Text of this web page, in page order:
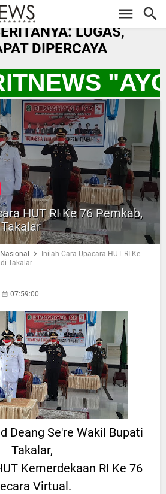
LUGAS,
DIPERCAYA
"AYO
HUT RI Ke 76 Pemkab,
Nasional
Inilah Cara Upacara HUT RI Ke
Takalar
07:59:00
Deang Se're Wakil Bupati
Takalar,
Kemerdekaan RI Ke 76
Virtual.